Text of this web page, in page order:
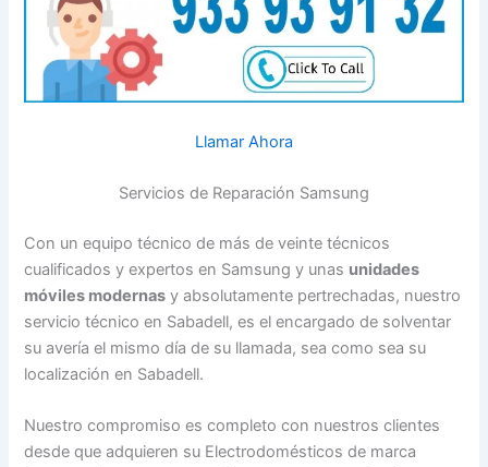
Llamar Ahora
Servicios de Reparación Samsung
Con un equipo técnico de más de veinte técnicos
cualificados y expertos en Samsung y unas unidades
móviles modernas y absolutamente pertrechadas, nuestro
servicio técnico en Sabadell, es el encargado de solventar
su avería el mismo día de su llamada, sea como sea su
localización en Sabadell.
Nuestro compromiso es completo con nuestros clientes
desde que adquieren su Electrodomésticos de marca